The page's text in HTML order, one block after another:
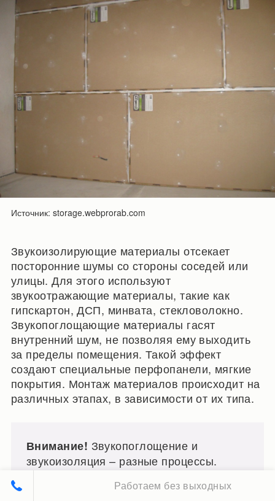
Источник: storage.webprorab.com
Звукоизолирующие материалы отсекает
посторонние шумы со стороны соседей или
улицы. Для этого используют
звукоотражающие материалы, такие как
гипскартон, ДСП, минвата, стекловолокно.
Звукопоглощающие материалы гасят
внутренний шум, не позволяя ему выходить
за пределы помещения. Такой эффект
создают специальные перфопанели, мягкие
покрытия. Монтаж материалов происходит на
различных этапах, в зависимости от их типа.
Внимание! Звукопоглощение и
звукоизоляция – разные процессы.
Работаем без выходных